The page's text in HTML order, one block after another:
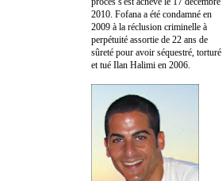
2010. Fofana a été condamné en
2009 à la réclusion criminelle à
perpétuité assortie de 22 ans de
sûreté pour avoir séquestré, torturé
et tué Ilan Halimi en 2006.